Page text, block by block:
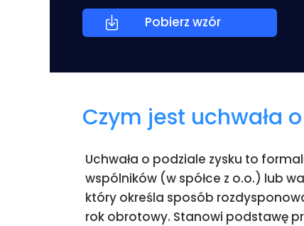
Pobierz wzór
Czym jest uchwała
Uchwała o podziale zysku to
wspólników (w spółce z o.o.) lub
który określa sposób
rok obrotowy. Stanowi podstawę